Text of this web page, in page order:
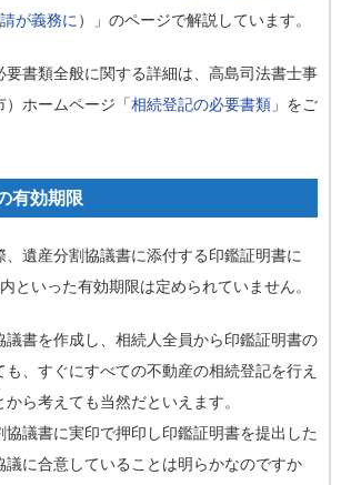
が義務に）」のページで解説しています。
要書類全般に関する詳細は、高島司法書士事
ホームページ「相続登記の必要書類 」をご
有効期限
、遺産分割協議書に添付する印鑑証明書に
といった有効期限は定められていません。
議書を作成し、相続人全員から印鑑証明書の
、すぐにすべての不動産の相続登記を行え
ら考えても当然だといえます。
協議書に実印で押印し印鑑証明書を提出した
議に合意していることは明らかなのですか